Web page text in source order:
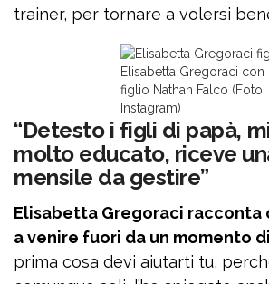
trainer, per tornare a volersi
Elisabetta Gregoraci con il
figlio Nathan Falco (Foto
Instagram)
“Detesto i figli di papà,
molto educato, riceve
mensile da gestire”
Elisabetta Gregoraci racconta
a venire fuori da un momento
prima cosa devi aiutarti tu,